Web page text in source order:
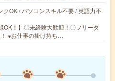
クOK / パソコンスキル不要 / 英語力不
OK！】〇未経験大歓迎！〇フリータ
※お仕事の掛け持ち…